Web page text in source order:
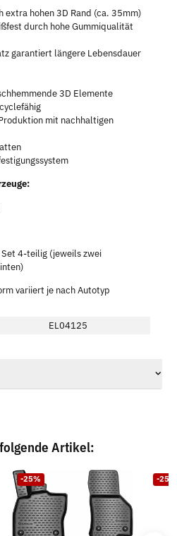
extra hohen 3D Rand (ca. 35mm)
durch hohe Gummiqualität
garantiert längere Lebensdauer
3D Elemente
mit nachhaltigen
4-teilig (jeweils zwei
variiert je nach Autotyp
EL04125
Artikel:
-25% -25%